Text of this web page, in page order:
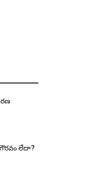
గౌర‌వం లేదా?